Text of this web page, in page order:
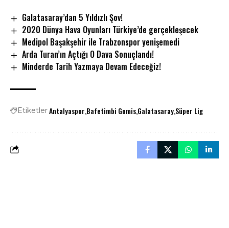
Galatasaray’dan 5 Yıldızlı Şov!
2020 Dünya Hava Oyunları Türkiye’de gerçekleşecek
Medipol Başakşehir ile Trabzonspor yenişemedi
Arda Turan’ın Açtığı O Dava Sonuçlandı!
Minderde Tarih Yazmaya Devam Edeceğiz!
EtiketlerAntalyaspor Bafetimbi GomisGalatasaraySüper Lig